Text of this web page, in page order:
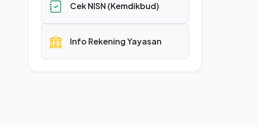
Cek NISN (Kemdikbud)
Info Rekening Yayasan